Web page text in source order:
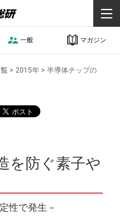
一般 マガジン
> 2015年 >半導体チップの
を防ぐ素子や
性で発生－